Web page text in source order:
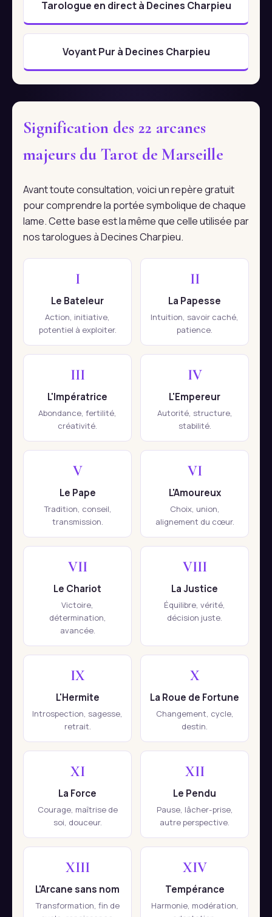
Tarologue en direct à Decines Charpieu
Voyant Pur à Decines Charpieu
Signification des 22 arcanes
majeurs du Tarot de Marseille
Avant toute consultation, voici un repère gratuit
pour comprendre la portée symbolique de chaque
lame. Cette base est la même que celle utilisée par
nos tarologues à Decines Charpieu.
I
Le Bateleur
Action, initiative,
potentiel à exploiter.
II
La Papesse
Intuition, savoir caché,
patience.
III
L'Impératrice
Abondance, fertilité,
créativité.
IV
L'Empereur
Autorité, structure,
stabilité.
V
Le Pape
Tradition, conseil,
transmission.
VI
L'Amoureux
Choix, union,
alignement du cœur.
VII
Le Chariot
Victoire,
détermination,
avancée.
VIII
La Justice
Équilibre, vérité,
décision juste.
IX
L'Hermite
Introspection, sagesse,
retrait.
X
La Roue de Fortune
Changement, cycle,
destin.
XI
La Force
Courage, maîtrise de
soi, douceur.
XII
Le Pendu
Pause, lâcher-prise,
autre perspective.
XIII
L'Arcane sans nom
Transformation, fin de
XIV
Tempérance
Harmonie, modération,